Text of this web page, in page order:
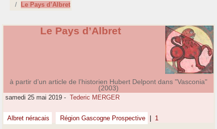
Le Pays d’Albret
Le Pays d’Albret
à partir d’un article de l’historien Hubert Delpont dans "Vasconia"
(2003)
samedi 25 mai 2019 - Tederic MERGER
Albret néracais Région Gascogne Prospective 1